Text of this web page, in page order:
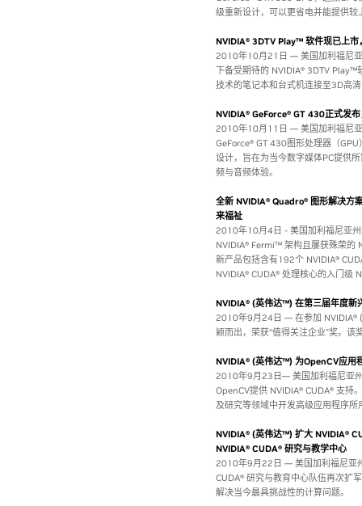
级重新设计，可以更省电并能提供较
NVIDIA® 3DTV Play™ 软件现已上
2010年10月21日 — 美国加利福尼
下备受期待的 NVIDIA® 3DTV Play™
技术的笔记本和台式机连接至3D高
NVIDIA® GeForce® GT 430正式发
2010年10月11日 — 美国加利福尼
GeForce® GT 430图形处理器（
设计，旨在为当今数字媒体PC提供
频与音频体验。
全新 NVIDIA® Quadro® 图形解决方
来福祉
2010年10月4日 - 美国加利福尼亚
NVIDIA® Fermi™ 架构且屡获殊荣的
新产品包括含有192个 NVIDIA®
NVIDIA® CUDA® 处理核心的入门级
NVIDIA® (英伟达™) 在第三届年度新
2010年9月24日 — 在参加 NVIDIA®
颖而出，荣获“值得关注企业”奖。
NVIDIA® (英伟达™) 为OpenCV应用
2010年9月23日— 美国加利福尼亚
OpenCV提供 NVIDIA® CUDA® 支持
及研究等领域中开发高级应用程序
NVIDIA® (英伟达™) 扩大 NVIDIA®
NVIDIA® CUDA® 研究与教学中心
2010年9月22日 — 美国加利福尼亚
CUDA® 研究与教育中心队伍再次扩
解决当今最具挑战性的计算问题。